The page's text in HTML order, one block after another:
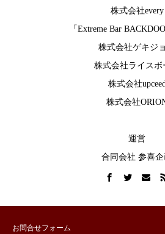
株式会社every
「Extreme Bar
株式会社ゲキジ
株式会社ライスボ
株式会社
株式会社
運営
合同会社 参喜企
お問合せフォーム